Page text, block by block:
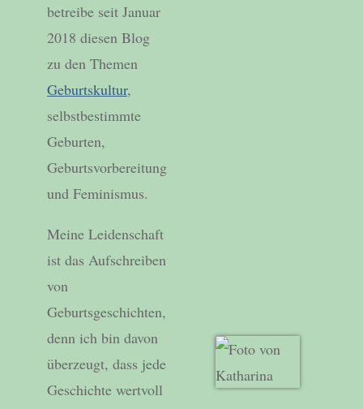
betreibe seit Januar
2018 diesen Blog
zu den Themen
Geburtskultur,
selbstbestimmte
Geburten,
Geburtsvorbereitung
und Feminismus.
Meine Leidenschaft
ist das Aufschreiben
von
Geburtsgeschichten,
denn ich bin davon
überzeugt, dass jede
Geschichte wertvoll